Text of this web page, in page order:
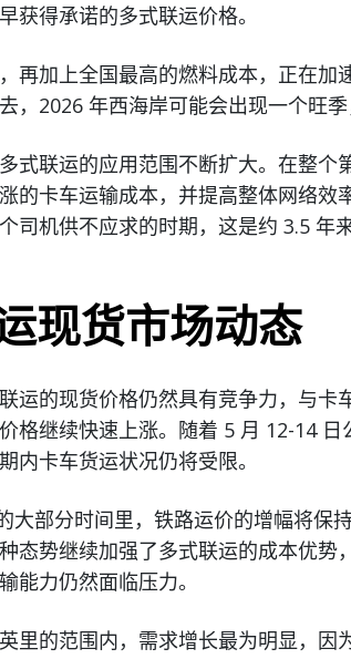
获得承诺的多式联运价格。
再加上全国最高的燃料成本，正在加
，2026 年西海岸可能会出现一个旺季
式联运的应用范围不断扩大。在整
的卡车运输成本，并提高整体网络
司机供不应求的时期，这是约 3.5 年
现货市场动态
运的现货价格仍然具有竞争力，与
格继续快速上涨。随着 5 月 12-14
内卡车货运状况仍将受限。
大部分时间里，铁路运价的增幅将保
态势继续加强了多式联运的成本优
能力仍然面临压力。
里的范围内，需求增长最为明显，